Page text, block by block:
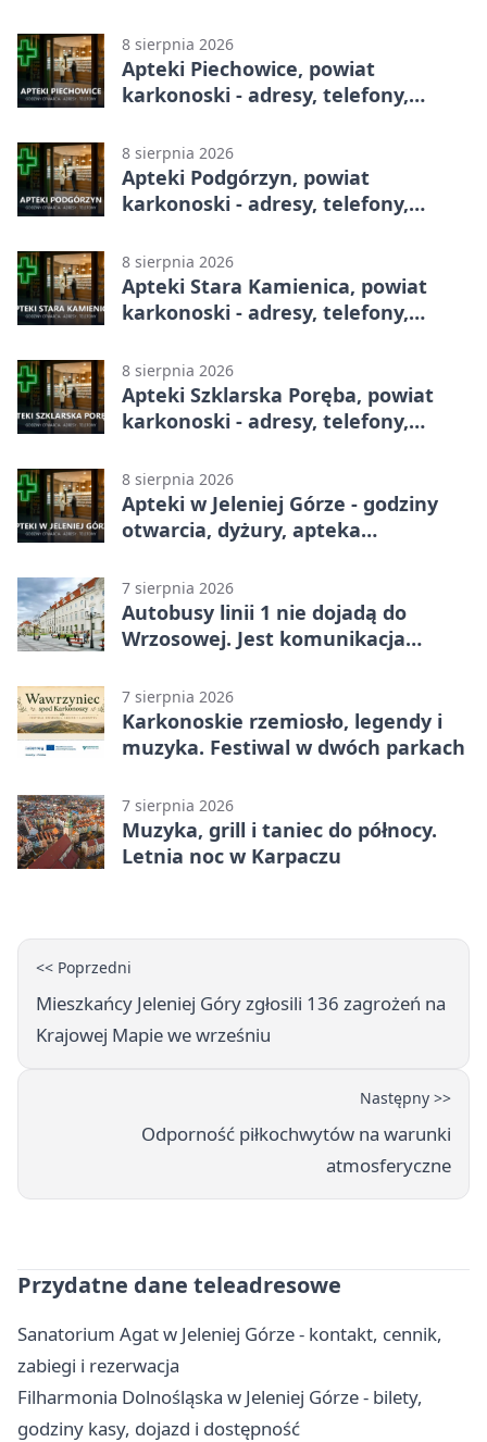
8 sierpnia 2026
Apteki Piechowice, powiat
karkonoski - adresy, telefony,
8 sierpnia 2026
Apteki Podgórzyn, powiat
karkonoski - adresy, telefony,
8 sierpnia 2026
Apteki Stara Kamienica, powiat
karkonoski - adresy, telefony,
8 sierpnia 2026
Apteki Szklarska Poręba, powiat
karkonoski - adresy, telefony,
8 sierpnia 2026
Apteki w Jeleniej Górze - godziny
otwarcia, dyżury, apteka
7 sierpnia 2026
Autobusy linii 1 nie dojadą do
Wrzosowej. Jest komunikacja
7 sierpnia 2026
Karkonoskie rzemiosło, legendy i
muzyka. Festiwal w dwóch parkach
7 sierpnia 2026
Muzyka, grill i taniec do północy.
Letnia noc w Karpaczu
<< Poprzedni
Mieszkańcy Jeleniej Góry zgłosili 136 zagrożeń na
Krajowej Mapie we wrześniu
Następny >>
Odporność piłkochwytów na warunki
atmosferyczne
Przydatne dane teleadresowe
Sanatorium Agat w Jeleniej Górze - kontakt, cennik,
zabiegi i rezerwacja
Filharmonia Dolnośląska w Jeleniej Górze - bilety,
godziny kasy, dojazd i dostępność